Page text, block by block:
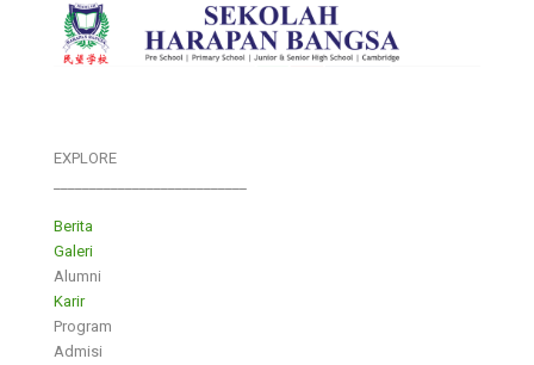
EXPLORE
Berita
Galeri
Alumni
Karir
Program
Admisi